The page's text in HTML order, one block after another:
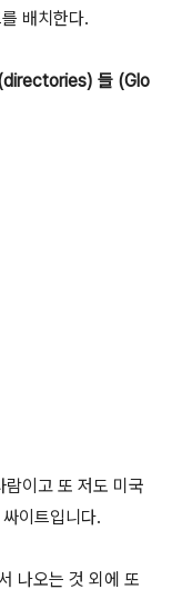
배치한다.
들 (Glo
이고 또 저도 미국
이트입니다.
나오는 것 외에 또